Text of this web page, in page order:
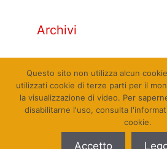
Archivi
© Qualcosa di Sinistra 2010 -
Questo sito non utilizza alcun
utilizzati cookie di terze parti per il
la visualizzazione di video. Per
disabilitarne l'uso, consulta
cookie.
Accetto